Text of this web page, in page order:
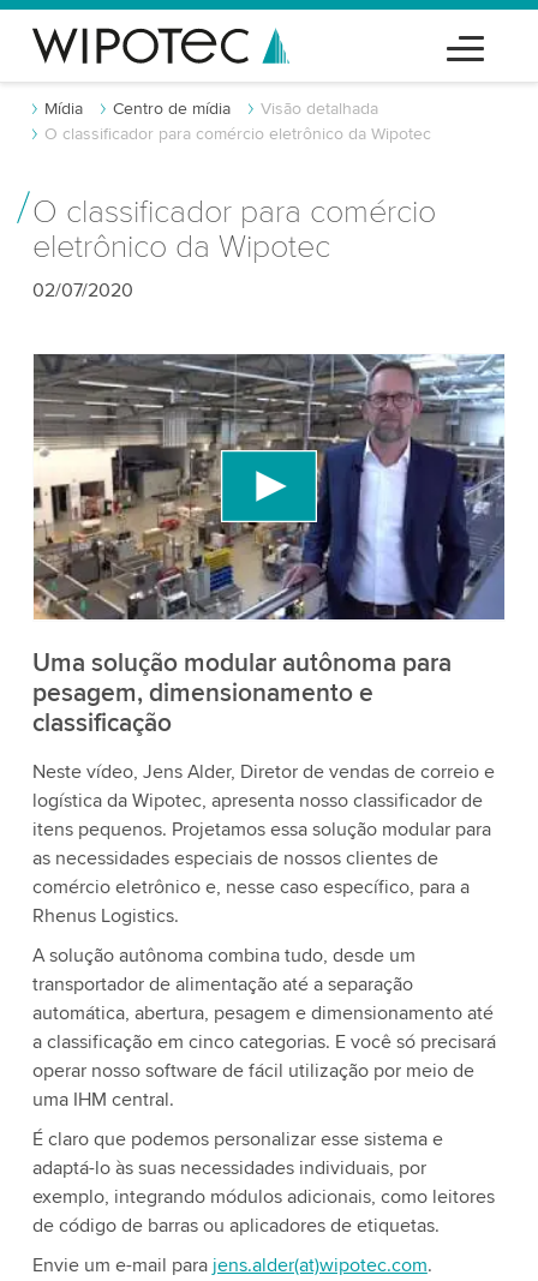
Mídia Centro de mídia
Visão detalhada
O classificador para comércio eletrônico da Wipotec
O classificador para comércio
eletrônico da Wipotec
02/07/2020
Precisamos do seu consentimento para
carregar o serviço de vídeo do YouTube!
Utilizamos um serviço de terceiros para incorporar
conteúdo de vídeo que pode coletar dados sobre
sua atividade. Por favor, reveja os detalhes e
aceite o serviço para assistir a este vídeo.
Aceitar Mais informações
Uma solução modular autônoma para
pesagem, dimensionamento e
classificação
Neste vídeo, Jens Alder, Diretor de vendas de correio e
logística da Wipotec, apresenta nosso classificador de
itens pequenos. Projetamos essa solução modular para
as necessidades especiais de nossos clientes de
comércio eletrônico e, nesse caso específico, para a
Rhenus Logistics.
A solução autônoma combina tudo, desde um
transportador de alimentação até a separação
automática, abertura, pesagem e dimensionamento até
a classificação em cinco categorias. E você só precisará
operar nosso software de fácil utilização por meio de
uma IHM central.
É claro que podemos personalizar esse sistema e
adaptá-lo às suas necessidades individuais, por
exemplo, integrando módulos adicionais, como leitores
de código de barras ou aplicadores de etiquetas.
Envie um e-mail para jens.alder(at)wipotec.com.